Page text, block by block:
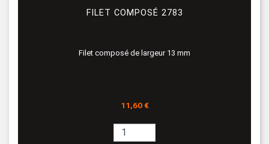
FILET COMPOSÉ 2783
Filet composé de largeur 13 mm
Prix
11,60 €